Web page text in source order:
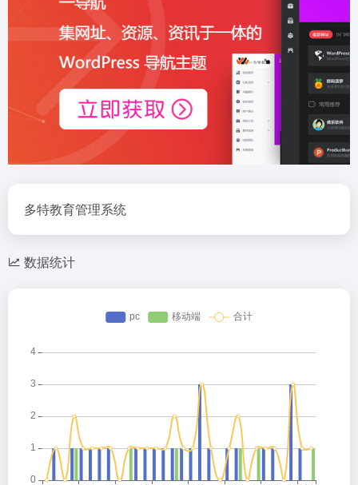
多特教育管理系统
数据统计